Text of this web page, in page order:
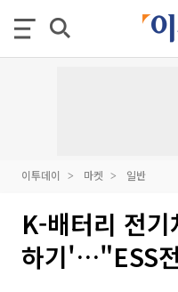
이투데이 마켓 일반
K-배터리 전
하기'…"ESS